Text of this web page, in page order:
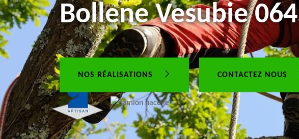
Bollene Vesubie
NOS RÉALISATIONS CONTACTEZ NOUS